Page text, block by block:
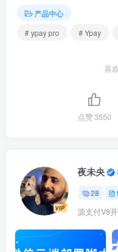
产品中心
# ypay pro
# Ypay
喜
点赞3550
夜未央
28
源支付V8